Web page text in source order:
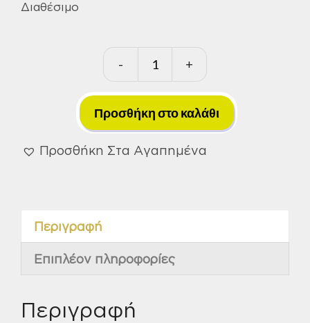
Διαθέσιμο
-
Κλειδαριά
Κρυστάλλων
Νικελέ
Golddoor
ποσότητα
+
Προσθήκη στο καλάθι
Προσθήκη Στα Αγαπημένα
Περιγραφή
Επιπλέον πληροφορίες
Περιγραφή